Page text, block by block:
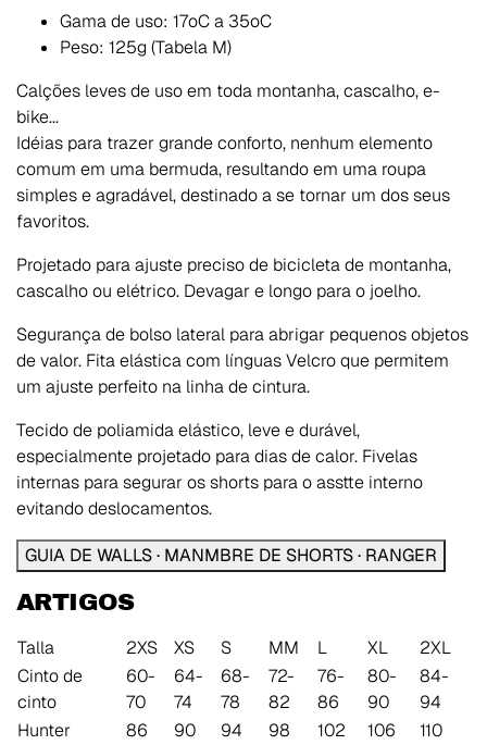
Gama de uso: 17oC a 35oC
Peso: 125g (Tabela M)
Calções leves de uso em toda montanha, cascalho, e-
bike...
Idéias para trazer grande conforto, nenhum elemento
comum em uma bermuda, resultando em uma roupa
simples e agradável, destinado a se tornar um dos seus
favoritos.
Projetado para ajuste preciso de bicicleta de montanha,
cascalho ou elétrico. Devagar e longo para o joelho.
Segurança de bolso lateral para abrigar pequenos objetos
de valor. Fita elástica com línguas Velcro que permitem
um ajuste perfeito na linha de cintura.
Tecido de poliamida elástico, leve e durável,
especialmente projetado para dias de calor. Fivelas
internas para segurar os shorts para o asstte interno
evitando deslocamentos.
GUIA DE WALLS · MANMBRE DE SHORTS · RANGER
ARTIGOS
Talla 2XS XS S MM L XL
2XL
Cinto de
cinto
60-
70
64-
74
68-
78
72-
82
76-
86
80-
90
84-
94
Hunter
86 90 94 98 102 106
110